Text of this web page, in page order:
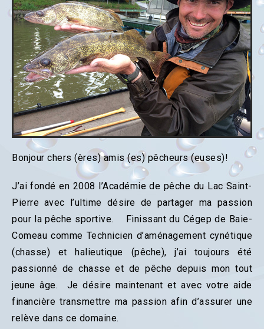
Bonjour chers (ères) amis (es) pêcheurs (euses)!
J’ai fondé en 2008 l’Académie de pêche du Lac Saint-
Pierre avec l’ultime désire de partager ma passion
pour la pêche sportive. Finissant du Cégep de Baie-
Comeau comme Technicien d’aménagement cynétique
(chasse) et halieutique (pêche), j’ai toujours été
passionné de chasse et de pêche depuis mon tout
jeune âge. Je désire maintenant et avec votre aide
financière transmettre ma passion afin d’assurer une
relève dans ce domaine.